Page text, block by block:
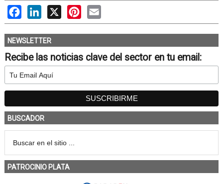
FacebookLinkedIn
X PinterestEmail
NEWSLETTER
Recibe las noticias clave del sector en tu email:
BUSCADOR
PATROCINIO PLATA